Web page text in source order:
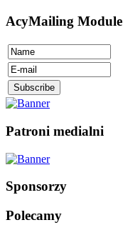
AcyMailing Module
Patroni medialni
Sponsorzy
Polecamy